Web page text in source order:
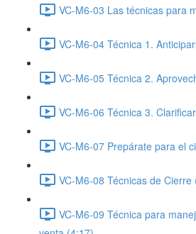
VC-M6-03 Las técnicas para
VC-M6-04 Técnica 1.
VC-M6-05 Técnica 2.
VC-M6-06 Técnica 3.
VC-M6-07 Prepárate para el
VC-M6-08 Técnicas de Cierre
VC-M6-09 Técnica para